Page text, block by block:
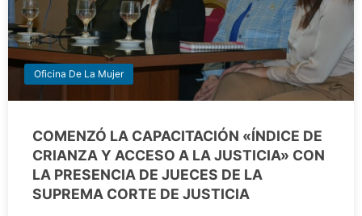
Oficina De La Mujer
COMENZÓ LA CAPACITACIÓN «ÍNDICE DE
CRIANZA Y ACCESO A LA JUSTICIA» CON
LA PRESENCIA DE JUECES DE LA
SUPREMA CORTE DE JUSTICIA